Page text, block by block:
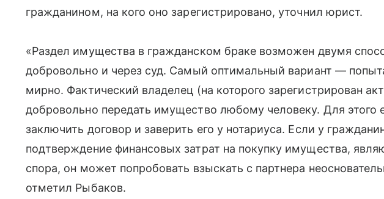
гражданином, на кого оно зарегистрировано, уточнил юрист.
«Раздел имущества в гражданском браке возможен двумя
добровольно и через суд. Самый оптимальный вариант —
мирно. Фактический владелец (на которого зарегистрирован
добровольно передать имущество любому человеку. Для этого
заключить договор и заверить его у нотариуса. Если у
подтверждение финансовых затрат на покупку имущества,
спора, он может попробовать взыскать с партнера
отметил Рыбаков.